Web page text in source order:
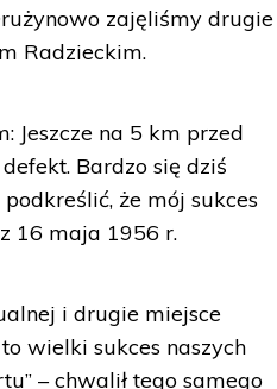
zajęliśmy drugie
Radzieckim.
Jeszcze na 5 km przed
Bardzo się dziś
że mój sukces
z 16 maja 1956 r.
i drugie miejsce
wielki sukces naszych
– chwalił tego samego